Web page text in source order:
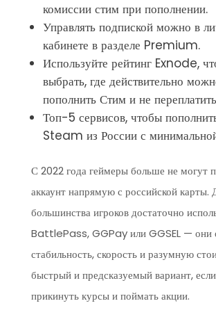
комиссии стим при пополнении.
Управлять подпиской можно в
кабинете в разделе Premium.
Используйте рейтинг Exnode,
выбрать, где действительно
пополнить Стим и не
Топ-5 сервисов, чтобы
Steam из России с
С 2022 года геймеры больше не могут
аккаунт напрямую с российской карты.
большинства игроков достаточно
BattlePass, GGPay или GGSEL — они
стабильность, скорость и разумную
быстрый и предсказуемый вариант,
прикинуть курсы и поймать акции.